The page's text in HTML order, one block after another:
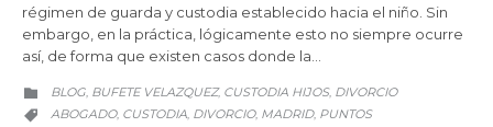
régimen de guarda y custodia establecido hacia el niño. Sin
embargo, en la práctica, lógicamente esto no siempre ocurre
así, de forma que existen casos donde la…
 CATEGORY
BLOG, BUFETE VELAZQUEZ, CUSTODIA HIJOS, DIVORCIO
 CATEGORY
ABOGADO, CUSTODIA, DIVORCIO, MADRID, PUNTOS